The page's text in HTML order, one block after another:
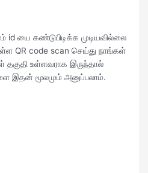
யை கண்டுபிடிக்க முடியவில்லை
QR code scan செய்து நாங்கள்
தகுதி உள்ளவராக இருந்தால்
இதன் மூலமும் அனுப்பலாம்.